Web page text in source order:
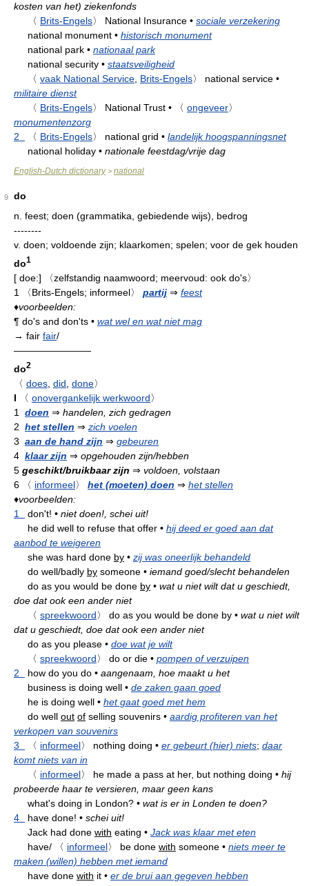
kosten van het) ziekenfonds
〈 Brits-Engels〉 National Insurance • sociale verzekering
national monument • historisch monument
national park • nationaal park
national security • staatsveiligheid
〈 vaak National Service, Brits-Engels〉 national service •
militaire dienst
〈 Brits-Engels〉 National Trust • 〈 ongeveer〉
monumentenzorg
2
〈 Brits-Engels〉 national grid • landelijk hoogspanningsnet
national holiday • nationale feestdag/vrije dag
English-Dutch dictionary> national
9
do
n. feest; doen (grammatika, gebiedende wijs), bedrog
--------
v. doen; voldoende zijn; klaarkomen; spelen; voor de gek houden
do1
[ doe:]
〈zelfstandig naamwoord; meervoud: ook do's〉
1
〈Brits-Engels; informeel〉 partij ⇒ feest
♦voorbeelden:
¶ do's and don'ts • wat wel en wat niet mag
→ fair fair/
————————
do2
〈 does did done〉
I
〈 onovergankelijk werkwoord〉
1
doen ⇒ handelen, zich gedragen
2 het stellen ⇒ zich voelen
3 aan de hand zijn ⇒ gebeuren
4 klaar zijn ⇒ opgehouden zijn/hebben
5 geschikt/bruikbaar zijn ⇒ voldoen, volstaan
6
〈 informeel〉 het (moeten) doen ⇒ het stellen
♦voorbeelden:
1
don't! • niet doen!, schei uit!
he did well to refuse that offer • hij deed er goed aan dat
aanbod te weigeren
she was hard done by • zij was oneerlijk behandeld
do well/badly by someone • iemand goed/slecht behandelen
do as you would be done by • wat u niet wilt dat u geschiedt,
doe dat ook een ander niet
〈 spreekwoord〉 do as you would be done by • wat u niet wilt
dat u geschiedt, doe dat ook een ander niet
do as you please • doe wat je wilt
〈 spreekwoord〉 do or die • pompen of verzuipen
2
how do you do • aangenaam, hoe maakt u het
business is doing well • de zaken gaan goed
he is doing well • het gaat goed met hem
do well out of selling souvenirs • aardig profiteren van het
verkopen van souvenirs
3
〈 informeel〉 nothing doing • er gebeurt (hier) niets; daar
komt niets van in
〈 informeel〉 he made a pass at her, but nothing doing • hij
probeerde haar te versieren, maar geen kans
what's doing in London? • wat is er in Londen te doen?
4
have done! • schei uit!
Jack had done with eating • Jack was klaar met eten
have/
〈 informeel〉 be done with someone • niets meer te
maken (willen) hebben met iemand
have done with it • er de brui aan gegeven hebben